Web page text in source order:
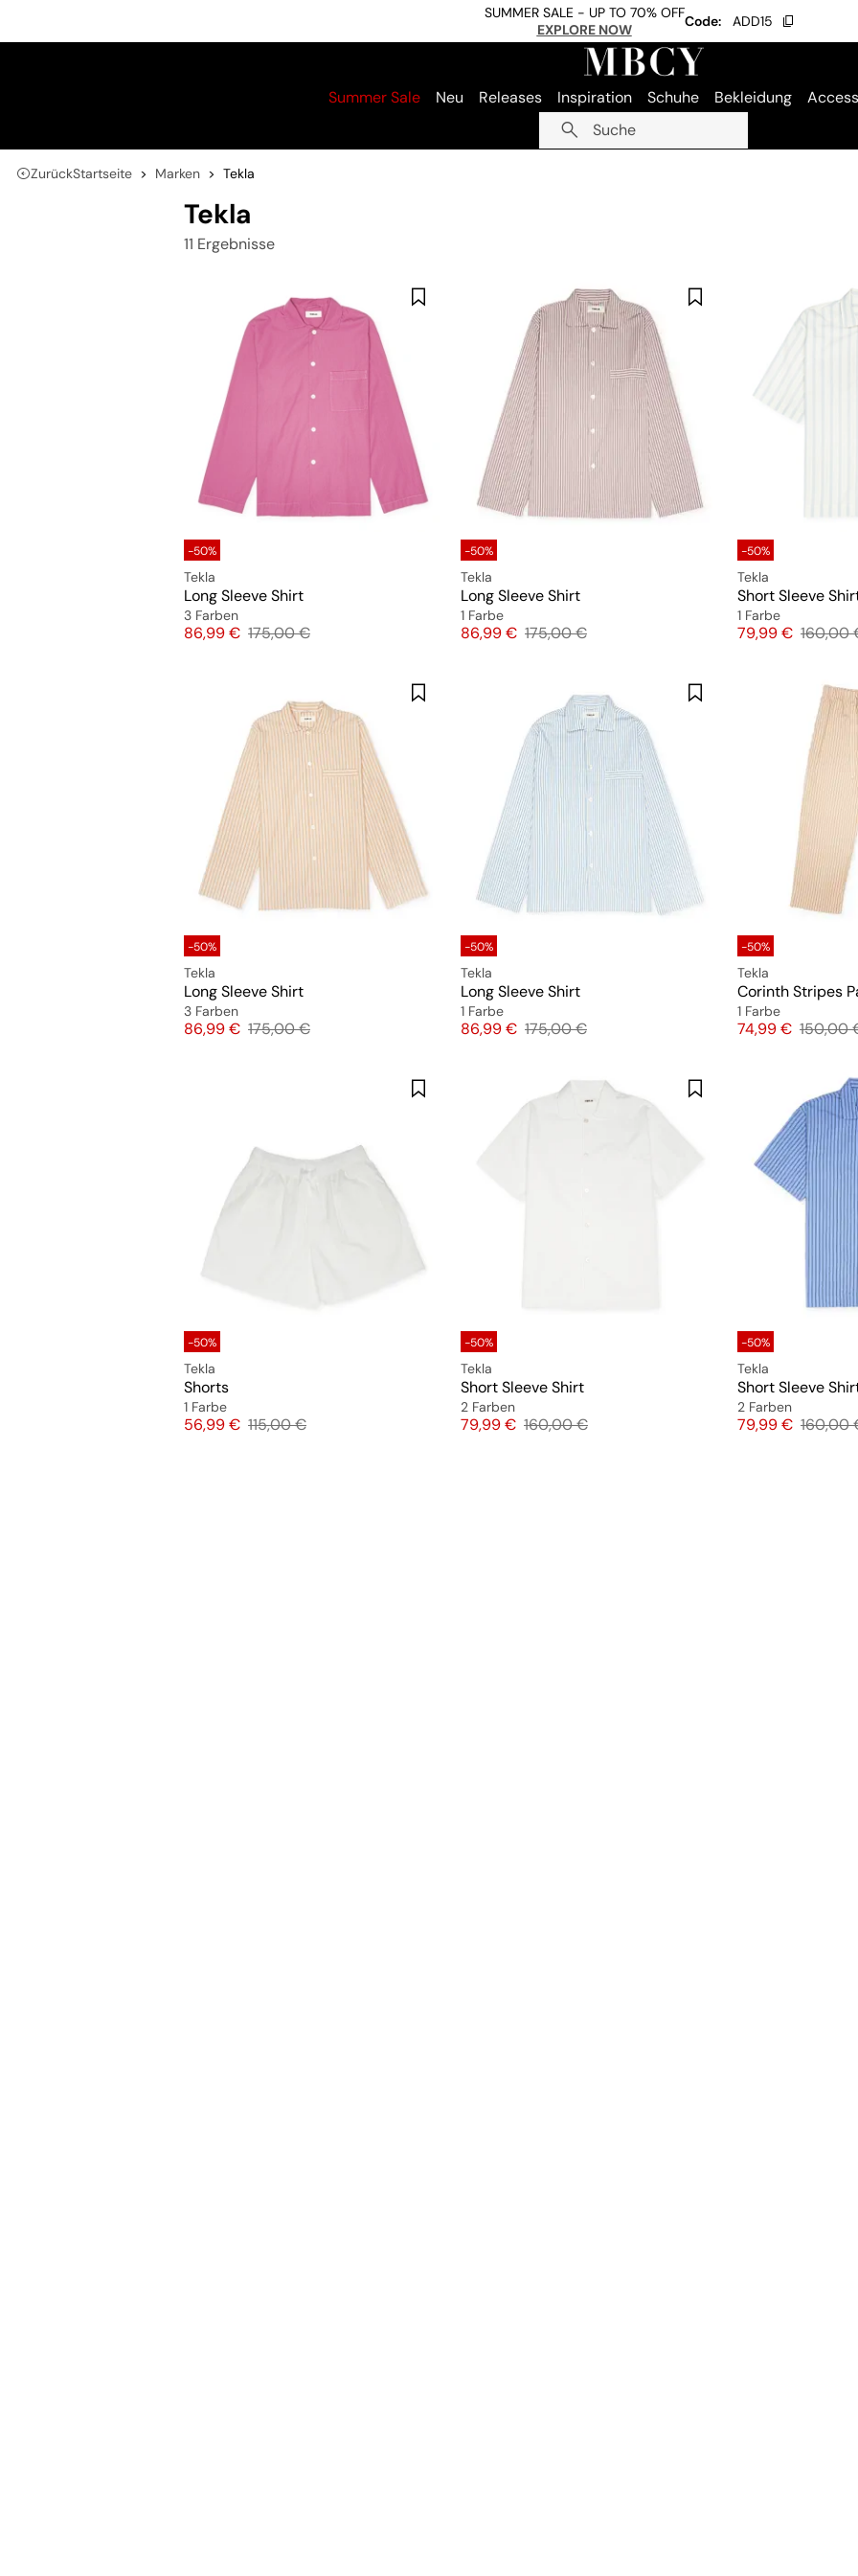
SUMMER SALE - UP TO 70% OFF
EXPLORE NOW
Code: ADD15
Summer Sale Neu Releases Inspiration Schuhe Bekleidung
Suche
ZurückStartseite Marken Tekla
Tekla
11 Ergebnisse
-50%
Tekla
Long Sleeve Shirt
3 Farben
Preis
86,99 € Originalpreis
175,00 €
-50%
Tekla
Long Sleeve Shirt
1 Farbe
Preis
86,99 € Originalpreis
175,00 €
-50%
Tekla
Short Sleeve
1 Farbe
Preis
79,99 € 160,00
-50%
Tekla
Long Sleeve Shirt
3 Farben
Preis
86,99 € Originalpreis
175,00 €
-50%
Tekla
Long Sleeve Shirt
1 Farbe
Preis
86,99 € Originalpreis
175,00 €
-50%
Tekla
Corinth Stripes
1 Farbe
Preis
74,99 € 150,00
-50%
Tekla
Shorts
1 Farbe
Preis
56,99 € Originalpreis
115,00 €
-50%
Tekla
Short Sleeve Shirt
2 Farben
Preis
79,99 € Originalpreis
160,00 €
-50%
Tekla
Short Sleeve
2 Farben
Preis
79,99 € 160,00